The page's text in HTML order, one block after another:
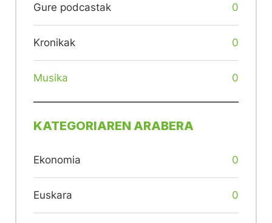
Gure podcastak 0
Kronikak 0
Musika 0
KATEGORIAREN ARABERA
Ekonomia 0
Euskara 0